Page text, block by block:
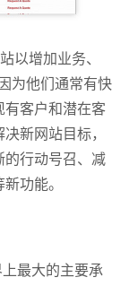
以增加业务、
为他们通常有快
有客户和潜在客
新网站目标，
的行动号召、减
功能。
上最大的主要承